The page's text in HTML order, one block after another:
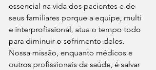
essencial na vida dos pacientes e de
seus familiares porque a equipe, multi
e interprofissional, atua o tempo todo
para diminuir o sofrimento deles.
Nossa missão, enquanto médicos e
outros profissionais da saúde, é salvar